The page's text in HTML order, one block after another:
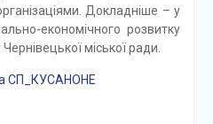
Докладніше – у
економічного розвитку
міської ради.
СП_КУСАНОНЕ